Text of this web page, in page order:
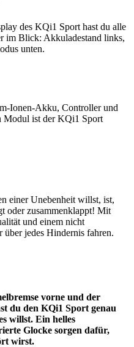
des KQi1 Sport hast du alle
im Blick: Akkuladestand links,
unten.
Ionen-Akku, Controller und
Modul ist der KQi1 Sport
einer Unebenheit willst, ist,
oder zusammenklappt! Mit
und einem nicht
über jedes Hindernis fahren.
vorne und der
du den KQi1 Sport genau
willst. Ein helles
Glocke sorgen dafür,
wirst.